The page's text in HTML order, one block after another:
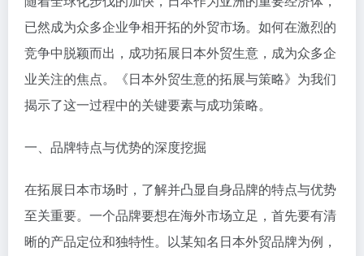
已然成为众多企业争相开拓的外贸市场。如何在激烈的
竞争中脱颖而出，成功拓展日本外贸生意，成为众多企
业关注的焦点。《日本外贸生意的拓展与策略》为我们
揭示了这一过程中的关键要素与成功策略。
一、品牌特点与优势的深度挖掘
在拓展日本市场时，了解并凸显自身品牌的特点与优势
至关重要。一个品牌要想在海外市场立足，首先要有清
晰的产品定位和独特性。以某知名日本外贸品牌为例，